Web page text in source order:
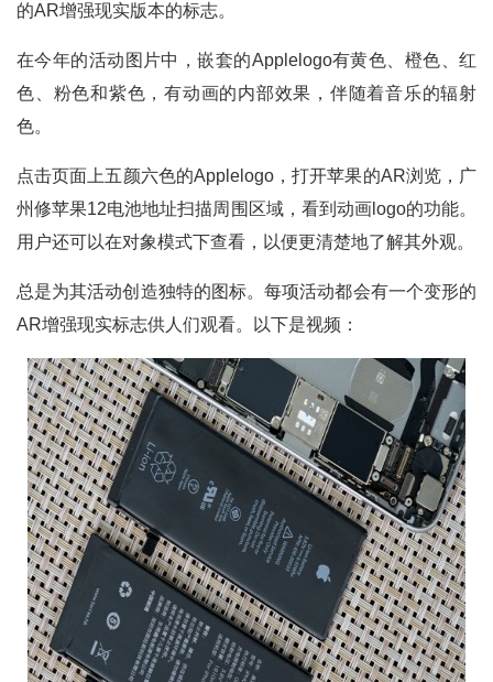
的AR增强现实版本的标志。
在今年的活动图片中，嵌套的Applelogo有黄色、橙色、红
色、粉色和紫色，有动画的内部效果，伴随着音乐的辐射
色。
点击页面上五颜六色的Applelogo，打开苹果的AR浏览，广
州修苹果12电池地址扫描周围区域，看到动画logo的功能。
用户还可以在对象模式下查看，以便更清楚地了解其外观。
总是为其活动创造独特的图标。每项活动都会有一个变形的
AR增强现实标志供人们观看。以下是视频：